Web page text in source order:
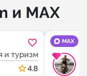
и MAX
и туризм
4.8
MAX